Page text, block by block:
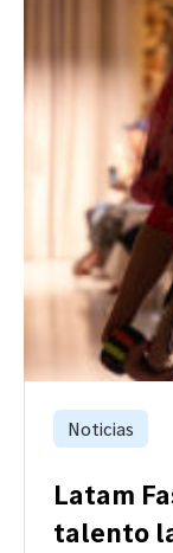
Noticias
Latam
talento